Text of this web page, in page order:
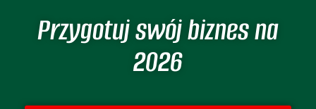
Przygotuj swój biznes na
2026